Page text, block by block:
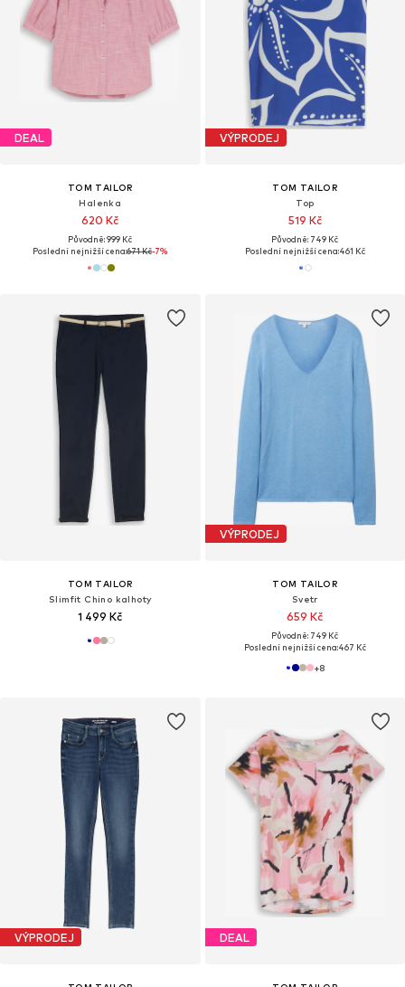
DEAL
TOM TAILOR
Halenka
620 Kč
Původně: 999 Kč
Poslední nejnižší cena:671 Kč-7%
VÝPRODEJ
TOM TAILOR
Top
519 Kč
Původně: 749 Kč
Poslední nejnižší cena:461 Kč
TOM TAILOR
Slimfit Chino kalhoty
1 499 Kč
VÝPRODEJ
TOM TAILOR
Svetr
659 Kč
Původně: 749 Kč
Poslední nejnižší cena:467 Kč
+8
VÝPRODEJ DEAL